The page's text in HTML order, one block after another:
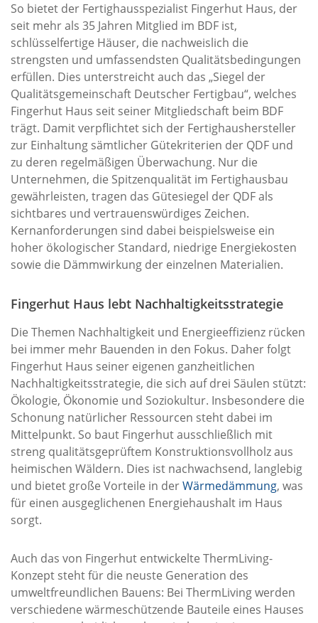
So bietet der Fertighausspezialist Fingerhut Haus, der
seit mehr als 35 Jahren Mitglied im BDF ist,
schlüsselfertige Häuser, die nachweislich die
strengsten und umfassendsten Qualitätsbedingungen
erfüllen. Dies unterstreicht auch das „Siegel der
Qualitätsgemeinschaft Deutscher Fertigbau“, welches
Fingerhut Haus seit seiner Mitgliedschaft beim BDF
trägt. Damit verpflichtet sich der Fertighaushersteller
zur Einhaltung sämtlicher Gütekriterien der QDF und
zu deren regelmäßigen Überwachung. Nur die
Unternehmen, die Spitzenqualität im Fertighausbau
gewährleisten, tragen das Gütesiegel der QDF als
sichtbares und vertrauenswürdiges Zeichen.
Kernanforderungen sind dabei beispielsweise ein
hoher ökologischer Standard, niedrige Energiekosten
sowie die Dämmwirkung der einzelnen Materialien.
Fingerhut Haus lebt Nachhaltigkeitsstrategie
Die Themen Nachhaltigkeit und Energieeffizienz rücken
bei immer mehr Bauenden in den Fokus. Daher folgt
Fingerhut Haus seiner eigenen ganzheitlichen
Nachhaltigkeitsstrategie, die sich auf drei Säulen stützt:
Ökologie, Ökonomie und Soziokultur. Insbesondere die
Schonung natürlicher Ressourcen steht dabei im
Mittelpunkt. So baut Fingerhut ausschließlich mit
streng qualitätsgeprüftem Konstruktionsvollholz aus
heimischen Wäldern. Dies ist nachwachsend, langlebig
und bietet große Vorteile in derWärmedämmung, was
für einen ausgeglichenen Energiehaushalt im Haus
sorgt.
Auch das von Fingerhut entwickelte ThermLiving-
Konzept steht für die neuste Generation des
umweltfreundlichen Bauens: Bei ThermLiving werden
verschiedene wärmeschützende Bauteile eines Hauses